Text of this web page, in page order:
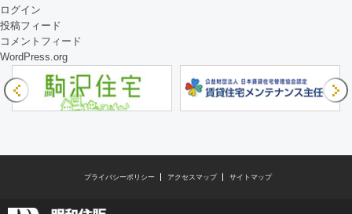
ログイン
投稿フィード
コメントフィード
WordPress.org
プライバシーポリシー アクセスマップ サイトマップ